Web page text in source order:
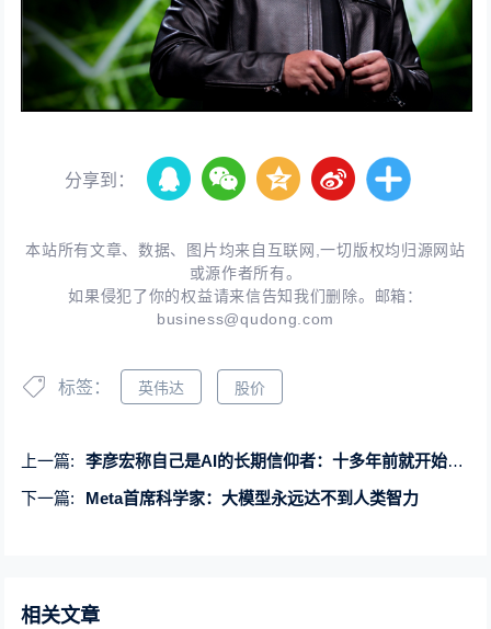
分享到：
本站所有文章、数据、图片均来自互联网,一切版权均归源网站
或源作者所有。
如果侵犯了你的权益请来信告知我们删除。邮箱：
business@qudong.com
标签： 英伟达 股价
上一篇:
李彦宏称自己是AI的长期信仰者：十多年前就开始投入研发
下一篇:
Meta首席科学家：大模型永远达不到人类智力
相关文章